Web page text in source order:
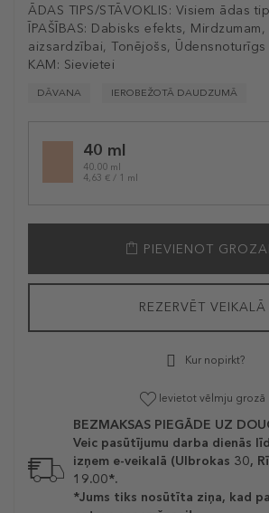
ĀDAS TIPS/STĀVOKLIS: Visiem ādas
ĪPAŠĪBAS: Dabisks efekts, Mirdzumam,
aizsardzībai, Tonējošs, Ūdensnoturīgs
KAM: Sievietei
DĀVANA IEROBEŽOTĀ DAUDZUMĀ
variation40 ml
40.00 ml
4,63 € / 1 ml
PIEVIENOT
REZERVĒT VEIKALĀ
Kur nopirkt?
Ievietot vēlmju grozā
BEZMAKSAS PIEGĀDE UZ
Veic pasūtījumu darba dienās
izņem e-veikalā (Ulbrokas 30,
19.00*.
*Jums tiks nosūtīta ziņa, kad